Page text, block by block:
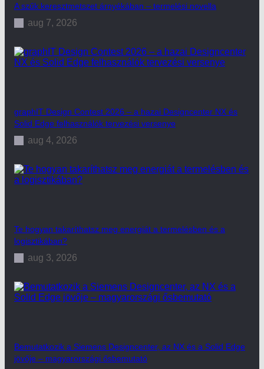
A szűk keresztmetszet árnyékában – termelési novella
aug 7, 2026
graphIT Design Contest 2026 – a hazai Designcenter NX és
Solid Edge felhasználók tervezési versenye
aug 4, 2026
Te hogyan takaríthatsz meg energiát a termelésben és a
logisztikában?
aug 3, 2026
Bemutatkozik a Siemens Designcenter, az NX és a Solid Edge
jövője – magyarországi ősbemutató